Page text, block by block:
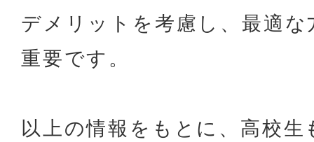
デメリットを考慮し、最適
重要です。
以上の情報をもとに、高校